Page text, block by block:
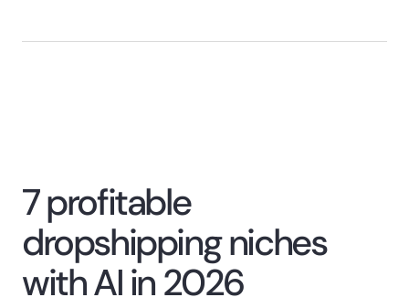
7 profitable
dropshipping niches
with AI in 2026